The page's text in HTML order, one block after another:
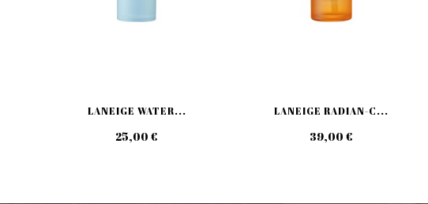
LANEIGE WATER...
25,00 €
LANEIGE RADIAN-C...
39,00 €